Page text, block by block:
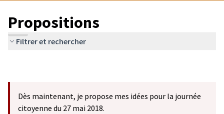
Propositions
Filtrer et rechercher
Dès maintenant, je propose mes idées pour la journée
citoyenne du 27 mai 2018.